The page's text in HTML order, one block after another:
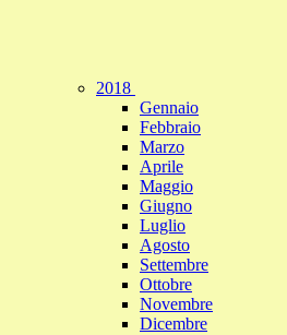
2018
Gennaio
Febbraio
Marzo
Aprile
Maggio
Giugno
Luglio
Agosto
Settembre
Ottobre
Novembre
Dicembre